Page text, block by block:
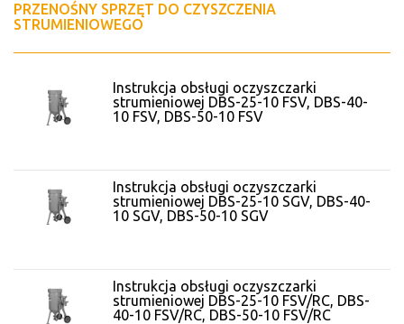
PRZENOŚNY SPRZĘT DO CZYSZCZENIA
STRUMIENIOWEGO
Instrukcja obsługi oczyszczarki
strumieniowej DBS-25-10 FSV, DBS-40-
10 FSV, DBS-50-10 FSV
Instrukcja obsługi oczyszczarki
strumieniowej DBS-25-10 SGV, DBS-40-
10 SGV, DBS-50-10 SGV
Instrukcja obsługi oczyszczarki
strumieniowej DBS-25-10 FSV/RC, DBS-
40-10 FSV/RC, DBS-50-10 FSV/RC